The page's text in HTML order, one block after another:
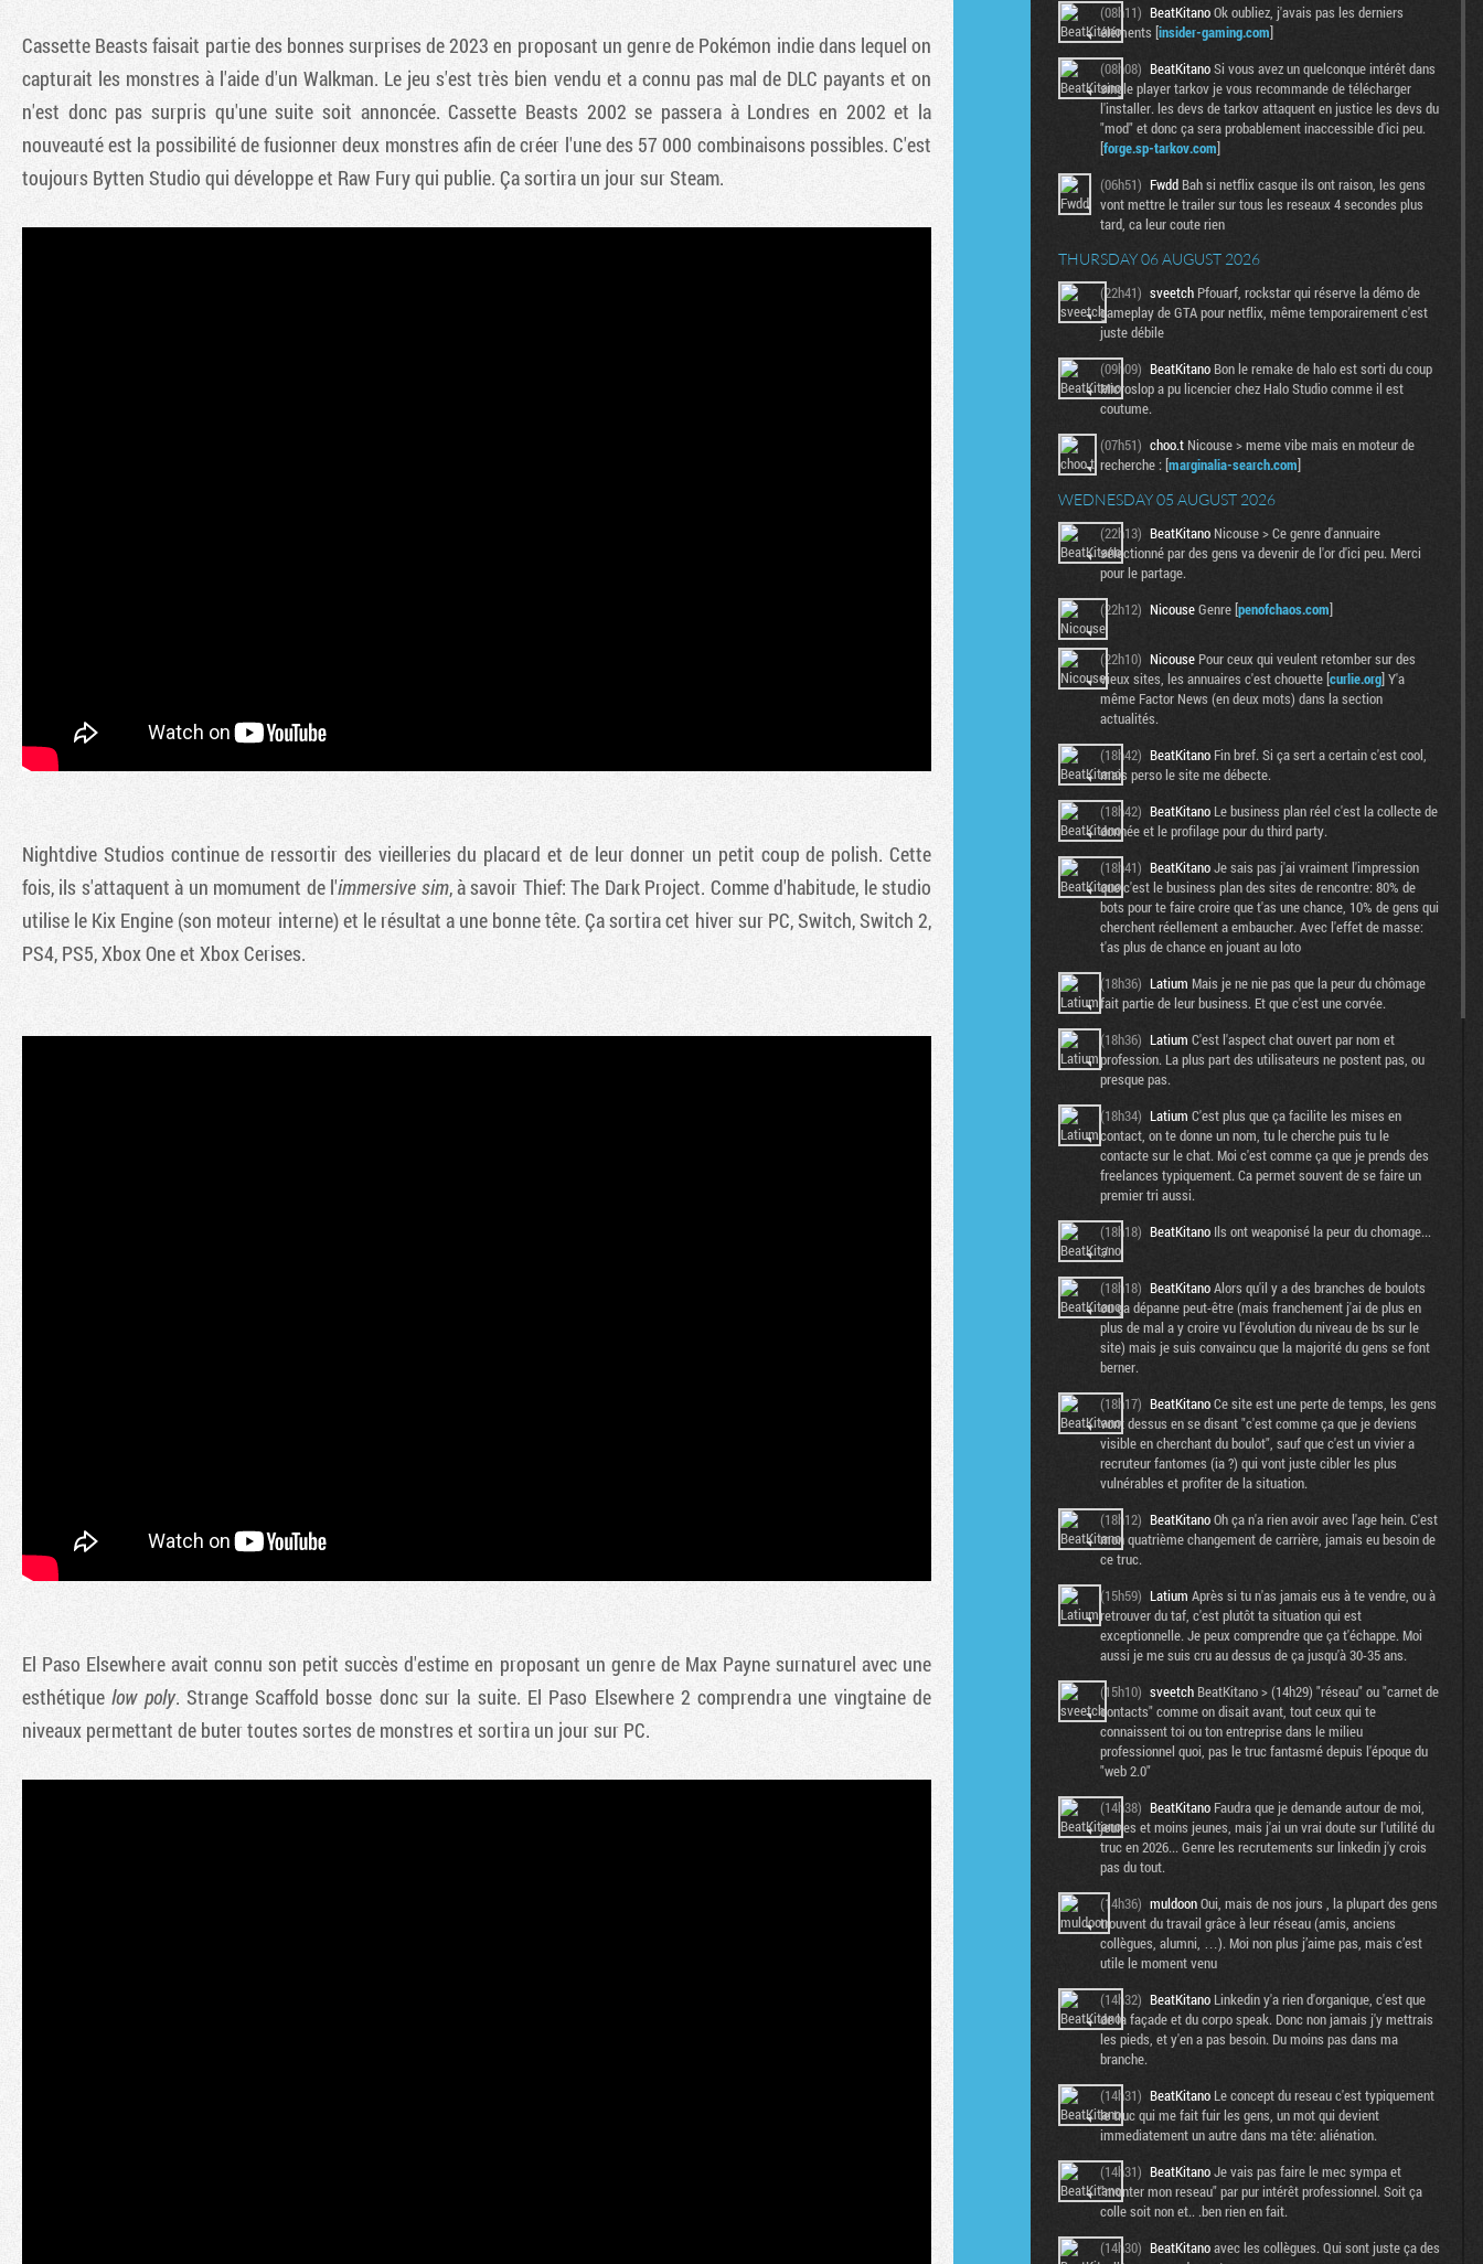
Cassette Beasts faisait partie des bonnes surprises de 2023 en proposant un genre de Pokémon indie dans lequel on
capturait les monstres à l'aide d'un Walkman. Le jeu s'est très bien vendu et a connu pas mal de DLC payants et on
n'est donc pas surpris qu'une suite soit annoncée. Cassette Beasts 2002 se passera à Londres en 2002 et la
nouveauté est la possibilité de fusionner deux monstres afin de créer l'une des 57 000 combinaisons possibles. C'est
toujours Bytten Studio qui développe et Raw Fury qui publie. Ça sortira un jour sur Steam.
Nightdive Studios continue de ressortir des vieilleries du placard et de leur donner un petit coup de polish. Cette
fois, ils s'attaquent à un momument de l'immersive sim, à savoir Thief: The Dark Project. Comme d'habitude, le studio
utilise le Kix Engine (son moteur interne) et le résultat a une bonne tête. Ça sortira cet hiver sur PC, Switch, Switch 2,
PS4, PS5, Xbox One et Xbox Cerises.
El Paso Elsewhere avait connu son petit succès d'estime en proposant un genre de Max Payne surnaturel avec une
esthétiquelow poly. Strange Scaffold bosse donc sur la suite. El Paso Elsewhere 2 comprendra une vingtaine de
niveaux permettant de buter toutes sortes de monstres et sortira un jour sur PC.
(08h11) BeatKitanoOk oubliez, j'avais pas les derniers
éléments [insider-gaming.com]
(08h08) BeatKitanoSi vous avez un quelconque intérêt dans
single player tarkov je vous recommande de télécharger
l'installer. les devs de tarkov attaquent en justice les devs du
"mod" et donc ça sera probablement inaccessible d'ici peu.
[forge.sp-tarkov.com]
(06h51) Fwdd Bah si netflix casque ils ont raison, les gens
vont mettre le trailer sur tous les reseaux 4 secondes plus
tard, ca leur coute rien
THURSDAY 06 AUGUST 2026
(22h41) sveetch Pfouarf, rockstar qui réserve la démo de
gameplay de GTA pour netflix, même temporairement c'est
juste débile
(09h09) BeatKitano Bon le remake de halo est sorti du coup
Microslop a pu licencier chez Halo Studio comme il est
coutume.
(07h51) choo.t Nicouse > meme vibe mais en moteur de
recherche : [marginalia-search.com]
WEDNESDAY 05 AUGUST 2026
(22h13) BeatKitano Nicouse > Ce genre d'annuaire
sélectionné par des gens va devenir de l'or d'ici peu. Merci
pour le partage.
(22h12) NicouseGenre [penofchaos.com]
(22h10) Nicouse Pour ceux qui veulent retomber sur des
vieux sites, les annuaires c'est chouette [curlie.org] Y'a
même Factor News (en deux mots) dans la section
actualités.
(18h42) BeatKitano Fin bref. Si ça sert a certain c'est cool,
mais perso le site me débecte.
(18h42) BeatKitano Le business plan réel c'est la collecte de
donnée et le profilage pour du third party.
(18h41) BeatKitanoJe sais pas j'ai vraiment l'impression
que c'est le business plan des sites de rencontre: 80% de
bots pour te faire croire que t'as une chance, 10% de gens qui
cherchent réellement a embaucher. Avec l'effet de masse:
t'as plus de chance en jouant au loto
(18h36) Latium Mais je ne nie pas que la peur du chômage
fait partie de leur business. Et que c'est une corvée.
(18h36) Latium C'est l'aspect chat ouvert par nom et
profession. La plus part des utilisateurs ne postent pas, ou
presque pas.
(18h34) Latium C'est plus que ça facilite les mises en
contact, on te donne un nom, tu le cherche puis tu le
contacte sur le chat. Moi c'est comme ça que je prends des
freelances typiquement. Ca permet souvent de se faire un
premier tri aussi.
(18h18) BeatKitano Ils ont weaponisé la peur du chomage...
:/
(18h18) BeatKitanoAlors qu'il y a des branches de boulots
ou ça dépanne peut-être (mais franchement j'ai de plus en
plus de mal a y croire vu l'évolution du niveau de bs sur le
site) mais je suis convaincu que la majorité du gens se font
berner.
(18h17) BeatKitanoCe site est une perte de temps, les gens
vont dessus en se disant "c'est comme ça que je deviens
visible en cherchant du boulot", sauf que c'est un vivier a
recruteur fantomes (ia ?) qui vont juste cibler les plus
vulnérables et profiter de la situation.
(18h12) BeatKitanoOh ça n'a rien avoir avec l'age hein. C'est
mon quatrième changement de carrière, jamais eu besoin de
ce truc.
(15h59) Latium Après si tu n'as jamais eus à te vendre, ou à
retrouver du taf, c'est plutôt ta situation qui est
exceptionnelle. Je peux comprendre que ça t'échappe. Moi
aussi je me suis cru au dessus de ça jusqu'à 30-35 ans.
(15h10) sveetch BeatKitano > (14h29) "réseau" ou "carnet de
contacts" comme on disait avant, tout ceux qui te
connaissent toi ou ton entreprise dans le milieu
professionnel quoi, pas le truc fantasmé depuis l'époque du
"web 2.0"
(14h38) BeatKitano Faudra que je demande autour de moi,
jeunes et moins jeunes, mais j'ai un vrai doute sur l'utilité du
truc en 2026... Genre les recrutements sur linkedin j'y crois
pas du tout.
(14h36) muldoonOui, mais de nos jours , la plupart des gens
trouvent du travail grâce à leur réseau (amis, anciens
collègues, alumni, …). Moi non plus j’aime pas, mais c’est
utile le moment venu
(14h32) BeatKitano Linkedin y'a rien d'organique, c'est que
de la façade et du corpo speak. Donc non jamais j'y mettrais
les pieds, et y'en a pas besoin. Du moins pas dans ma
branche.
(14h31) BeatKitano Le concept du reseau c'est typiquement
le truc qui me fait fuir les gens, un mot qui devient
immediatement un autre dans ma tête: aliénation.
(14h31) BeatKitanoJe vais pas faire le mec sympa et
"monter mon reseau" par pur intérêt professionnel. Soit ça
colle soit non et.. .ben rien en fait.
(14h30) BeatKitanoavec les collègues. Qui sont juste ça des